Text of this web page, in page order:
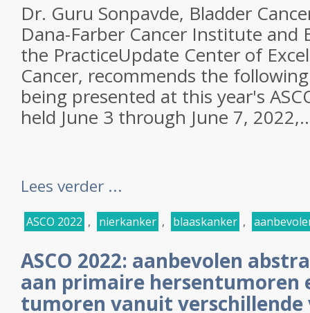
Dr. Guru Sonpavde, Bladder
Dana-Farber Cancer Institute and
the PracticeUpdate Center of
Cancer, recommends the
being presented at this year's
held June 3 through June 7,
Lees verder ...
ASCO 2022 , nierkanker , blaaskanker ,
ASCO 2022: aanbevolen
aan primaire hersentumoren
tumoren vanuit verschillende